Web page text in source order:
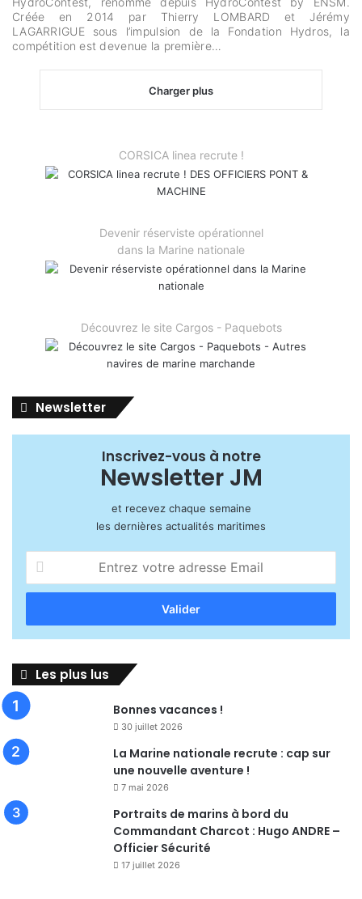
Créée en 2014 par Thierry LOMBARD et Jérémy
LAGARRIGUE sous l’impulsion de la Fondation Hydros, la
compétition est devenue la première…
Charger plus
CORSICA linea recrute !
Devenir réserviste opérationnel
dans la Marine nationale
Découvrez le site Cargos - Paquebots
Newsletter
Inscrivez-vous à notre
Newsletter JM
et recevez chaque semaine
les dernières actualités maritimes
Entrez
votre
adresse
Les plus lus
Bonnes vacances !
30 juillet 2026
La Marine nationale recrute : cap sur
une nouvelle aventure !
7 mai 2026
Portraits de marins à bord du
Commandant Charcot : Hugo ANDRE –
Officier Sécurité
17 juillet 2026